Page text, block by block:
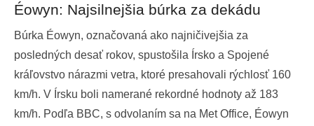
Éowyn: Najsilnejšia búrka za dekádu
Búrka Éowyn, označovaná ako najničivejšia za
posledných desať rokov, spustošila Írsko a Spojené
kráľovstvo nárazmi vetra, ktoré presahovali rýchlosť 160
km/h. V Írsku boli namerané rekordné hodnoty až 183
km/h. Podľa BBC, s odvolaním sa na Met Office, Éowyn